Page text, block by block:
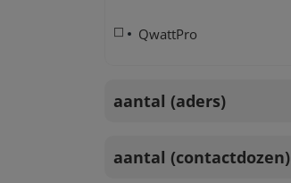
QwattPro
aantal (aders)
aantal (contactdozen)